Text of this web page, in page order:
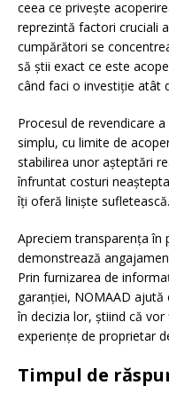
ceea ce privește
reprezintă factori cruciali
cumpărători se
să știi exact ce este
când faci o investiție atât
Procesul de revendicare
simplu, cu limite de
stabilirea unor așteptări
înfruntat costuri
îți oferă liniște sufletească.
Apreciem transparența în
demonstrează
Prin furnizarea de
garanției, NOMAAD
în decizia lor, știind că
experiențe de proprietar
Timpul de